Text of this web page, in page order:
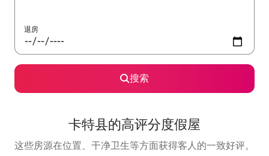
退房
搜索
卡特县的高评分度假屋
这些房源在位置、干净卫生等方面获得客人的一致好评。